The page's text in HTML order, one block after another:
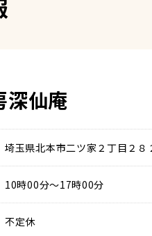
深仙庵
埼玉県北本市二ツ家２丁目２８
10時00分～17時00分
不定休